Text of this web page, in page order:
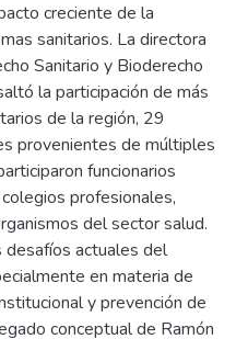
creciente de la
sanitarios. La directora
Sanitario y Bioderecho
la participación de más
de la región, 29
provenientes de múltiples
funcionarios
profesionales,
del sector salud.
desafíos actuales del
en materia de
y prevención de
conceptual de Ramón